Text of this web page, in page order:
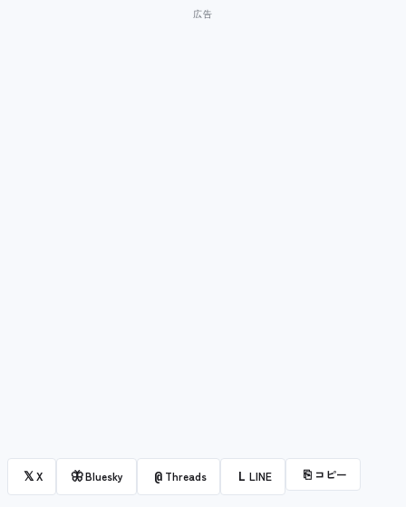
𝕏X 🦋Bluesky @ Threads L LINE ⎘ コピー